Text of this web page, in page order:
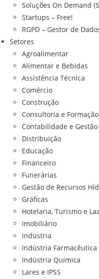
Soluções On Demand
Startups – Free!
RGPD – Gestor de
Setores
Agroalimentar
Alimentar e Bebidas
Assistência Técnica
Comércio
Construção
Consultoria e Formação
Contabilidade e Gestão
Distribuição
Educação
Financeiro
Funerárias
Gestão de Recursos
Gráficas
Hotelaria, Turismo e
Imobiliário
Indústria
Indústria Farmacêutica
Indústria Química
Lares e IPSS